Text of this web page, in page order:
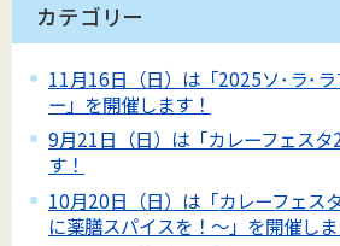
カテゴリー
11月16日（日）は「2025ソ･ラ･ラ
ー」を開催します！
9月21日（日）は「カレーフェス
す！
10月20日（日）は「カレーフェス
に薬膳スパイスを！～」を開催しま